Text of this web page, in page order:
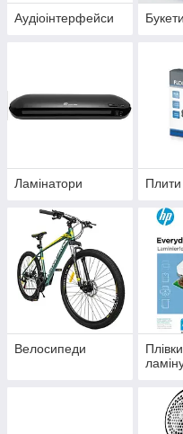
Аудіоінтерфейси
Ламінатори Плити
Велосипеди